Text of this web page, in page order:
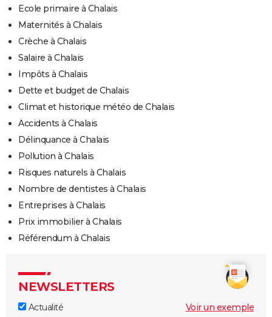
Ecole primaire à Chalais
Maternités à Chalais
Crèche à Chalais
Salaire à Chalais
Impôts à Chalais
Dette et budget de Chalais
Climat et historique météo de Chalais
Accidents à Chalais
Délinquance à Chalais
Pollution à Chalais
Risques naturels à Chalais
Nombre de dentistes à Chalais
Entreprises à Chalais
Prix immobilier à Chalais
Référendum à Chalais
NEWSLETTERS
Actualité
Voir un exemple